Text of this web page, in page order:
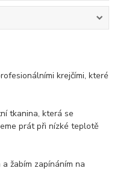
krejčími, které
tkanina, která se
prát při nízké teplotě
žabím zapínáním na